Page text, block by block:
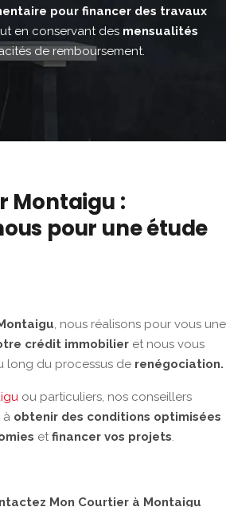
pour financer des travaux
en conservant des mensualités
de remboursement.
Montaigu :
pour une étude
, nous réalisons pour vous une
crédit immobilier et nous vous
long du processus de renégociation.
ou particuliers, nos conseillers
à obtenir des conditions optimisées
et financer vos projets.
Mon Courtier à Montaigu